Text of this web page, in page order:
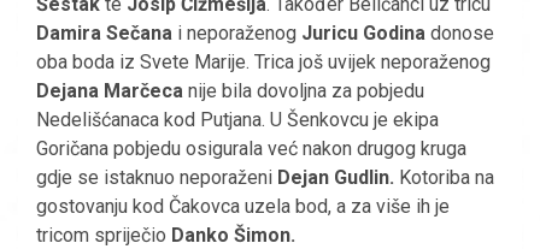
Damira Sečana i neporaženog Juricu Godina donose
oba boda iz Svete Marije. Trica još uvijek neporaženog
Dejana Marčeca nije bila dovoljna za pobjedu
Nedelišćanaca kod Putjana. U Šenkovcu je ekipa
Goričana pobjedu osigurala već nakon drugog kruga
gdje se istaknuo neporaženi Dejan Gudlin. Kotoriba na
gostovanju kod Čakovca uzela bod, a za više ih je
tricom spriječio Danko Šimon.